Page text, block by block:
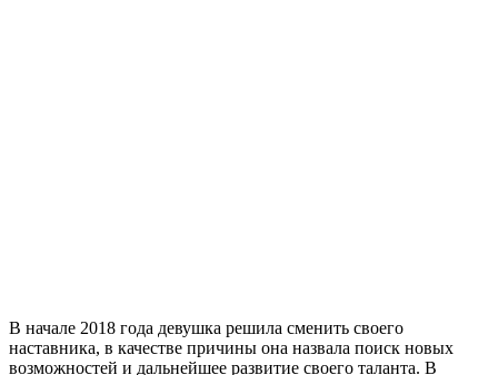
В начале 2018 года девушка решила сменить своего
наставника, в качестве причины она назвала поиск новых
возможностей и дальнейшее развитие своего таланта. В